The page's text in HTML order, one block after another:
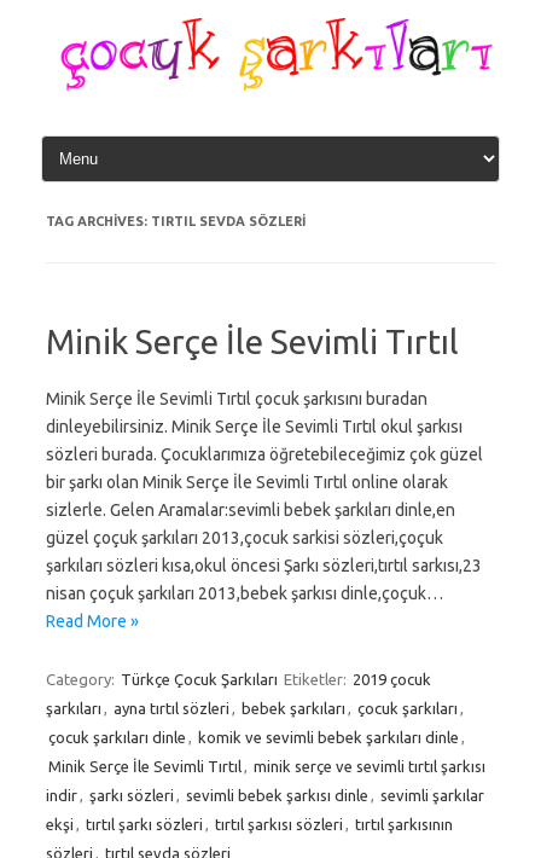
content
TAG ARCHIVES: TIRTIL SEVDA SÖZLERI
Minik Serçe İle Sevimli Tırtıl
Minik Serçe İle Sevimli Tırtıl çocuk şarkısını buradan
dinleyebilirsiniz. Minik Serçe İle Sevimli Tırtıl okul şarkısı
sözleri burada. Çocuklarımıza öğretebileceğimiz çok güzel
bir şarkı olan Minik Serçe İle Sevimli Tırtıl online olarak
sizlerle. Gelen Aramalar:sevimli bebek şarkıları dinle,en
güzel çoçuk şarkıları 2013,çocuk sarkisi sözleri,çoçuk
şarkıları sözleri kısa,okul öncesi Şarkı sözleri,tırtıl sarkısı,23
nisan çoçuk şarkıları 2013,bebek şarkısı dinle,çoçuk…
Read More »
Category: Türkçe Çocuk Şarkıları Etiketler: 2019 çocuk
şarkıları
ayna tırtıl sözleri bebek şarkıları çocuk şarkıları
çocuk şarkıları dinle
komik ve sevimli bebek şarkıları dinle
Minik Serçe İle Sevimli Tırtıl
minik serçe ve sevimli tırtıl şarkısı
indir
şarkı sözleri sevimli bebek şarkısı dinle
sevimli şarkılar
ekşi
tırtıl şarkı sözleri tırtıl şarkısı sözleri
tırtıl şarkısının
sözleri
tırtıl sevda sözleri